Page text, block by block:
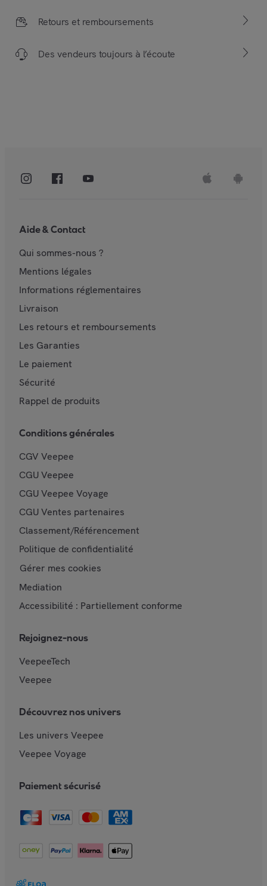
Retours et remboursements
Des vendeurs toujours à l’écoute
Aide & Contact
Qui sommes-nous ?
Mentions légales
Informations réglementaires
Livraison
Les retours et remboursements
Les Garanties
Le paiement
Sécurité
Rappel de produits
Conditions générales
CGV Veepee
CGU Veepee
CGU Veepee Voyage
CGU Ventes partenaires
Classement/Référencement
Politique de confidentialité
Gérer mes cookies
Mediation
Accessibilité : Partiellement conforme
Rejoignez-nous
VeepeeTech
Veepee
Découvrez nos univers
Les univers Veepee
Veepee Voyage
Paiement sécurisé